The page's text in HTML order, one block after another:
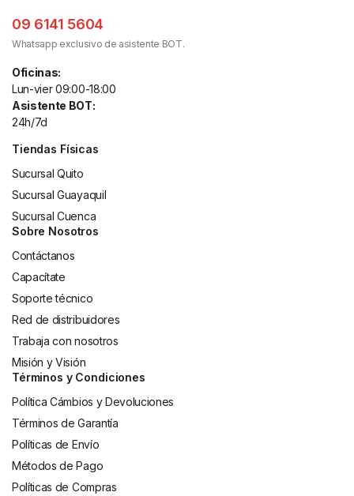
09 6141 5604
Whatsapp exclusivo de asistente BOT.
Oficinas:
Lun-vier 09:00-18:00
Asistente BOT:
24h/7d
Tiendas Físicas
Sucursal Quito
Sucursal Guayaquil
Sucursal Cuenca
Sobre Nosotros
Contáctanos
Capacítate
Soporte técnico
Red de distribuidores
Trabaja con nosotros
Misión y Visión
Términos y Condiciones
Política Cámbios y Devoluciones
Términos de Garantía
Políticas de Envío
Métodos de Pago
Políticas de Compras